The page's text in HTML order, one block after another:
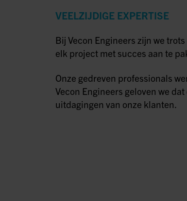
VEELZIJDIGE EXPERTISE
Bij Vecon Engineers zijn we
elk project met succes aan te
Onze gedreven professionals
Vecon Engineers geloven we
uitdagingen van onze klanten.